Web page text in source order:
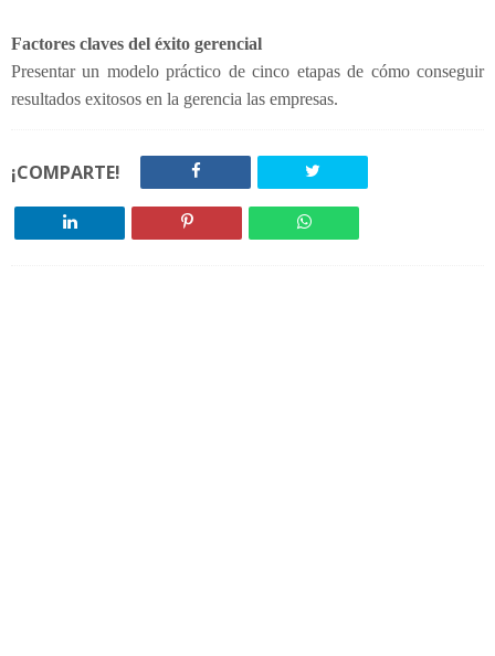
Factores claves del éxito gerencial
Presentar un modelo práctico de cinco etapas de cómo conseguir
resultados exitosos en la gerencia las empresas.
¡COMPARTE!